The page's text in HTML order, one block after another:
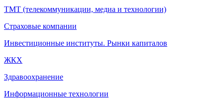
ТМТ (телекоммуникации, медиа и технологии)
Страховые компании
Инвестиционные институты. Рынки капиталов
ЖКХ
Здравоохранение
Информационные технологии